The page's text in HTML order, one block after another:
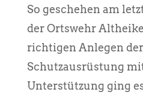
So geschehen am
der Ortswehr
richtigen Anlegen
Schutzausrüstung
Unterstützung ging